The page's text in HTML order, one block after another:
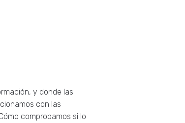
y donde las
con las
comprobamos si lo